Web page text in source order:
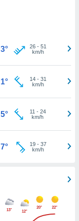
3° 26- 51
km/h
1° 14- 31
km/h
5° 11 - 24
km/h
7° 19- 37
km/h
13° 12°
20° 22°